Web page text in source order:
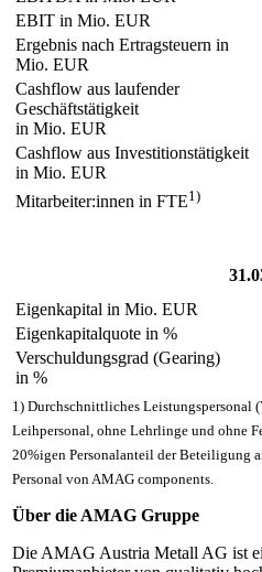
EBIT in Mio. EUR
Ergebnis nach Ertragsteuern in
Mio. EUR
Cashflow aus laufender
Geschäftstätigkeit
in Mio. EUR
Cashflow aus Investitionstätigkeit
in Mio. EUR
Mitarbeiter:innen in FTE1)
Eigenkapital in Mio. EUR
Eigenkapitalquote in %
Verschuldungsgrad (Gearing)
in %
1) Durchschnittliches
Leihpersonal, ohne Lehrlinge und ohne
20%igen Personalanteil der Beteiligung
Personal von AMAG components.
Über die AMAG Gruppe
Die AMAG Austria Metall AG ist